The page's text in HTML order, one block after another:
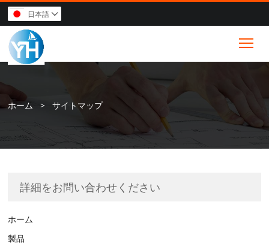
日本語 
ホーム > サイトマップ
詳細をお問い合わせください
ホーム
製品